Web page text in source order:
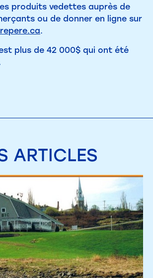
produits vedettes auprès de
ou de donner en ligne sur
.
plus de 42 000$ qui ont été
ARTICLES